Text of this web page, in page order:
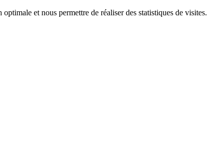
et nous permettre de réaliser des statistiques de visites.